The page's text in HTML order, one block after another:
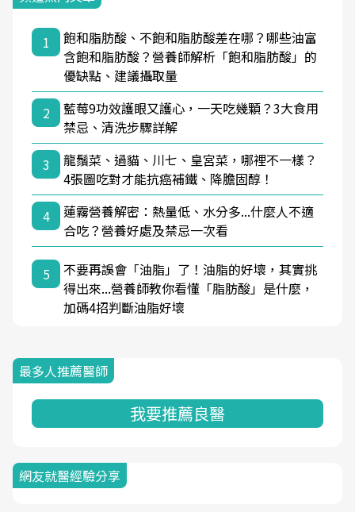
1
飽和脂肪酸、不飽和脂肪酸差在哪？哪些油富
含飽和脂肪酸？營養師解析「飽和脂肪酸」的
優缺點、建議攝取量
2
藍莓9功效護眼又護心，一天吃幾顆？3大食用
禁忌、清洗步驟詳解
3
龍鬚菜、過貓、川七、皇宮菜，哪裡不一樣？
4張圖吃對才能抗癌補鐵、降膽固醇！
4
蓮霧營養解密：熱量低、水分多...什麼人不適
合吃？營養好處及禁忌一次看
5
不要再誤會「油脂」了！油脂的好壞，其實挑
得出來...營養師教你看懂「脂肪酸」是什麼，
加碼4招判斷油脂好壞
最多人推薦醫師
我要推薦良醫
網友就醫經驗分享